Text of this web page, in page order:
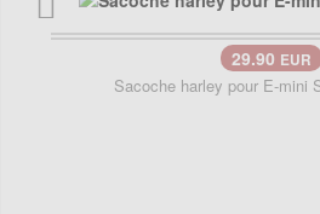
29.90 EUR
Sacoche harley pour E-mini